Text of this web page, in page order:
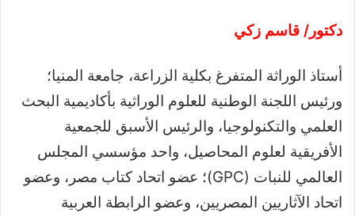
دكتور/ قاسم زكي
أستاذ الوراثة المتفرغ بكلية الزراعة، جامعة المنيا؛
ورئيس اللجنة الوطنية للعلوم الوراثية بأكاديمية البحث
العلمي والتكنولوجيا، والرئيس الأسبق للجمعية
الأفريقية لعلوم المحاصيل، واحد مؤسسي المجلس
العالمي للنبات (GPC)؛ عضو اتحاد كتاب مصر، وعضو
اتحاد الآثاريين المصريين، وعضو الرابطة العربية